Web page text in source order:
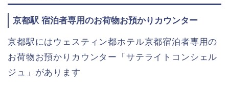
京都駅 宿泊者専用のお荷物お預かりカウンター
京都駅にはウェスティン都ホテル京都宿泊者専用の
お荷物お預かりカウンター「サテライトコンシェル
ジュ」があります